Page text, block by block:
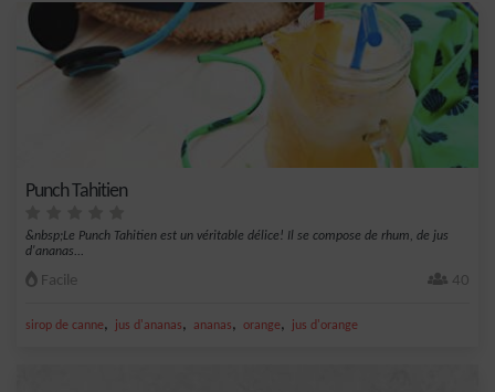
Punch Tahitien
&nbsp;Le Punch Tahitien est un véritable délice! Il se compose de rhum, de jus
d'ananas...
Facile 40
sirop de canne, jus d'ananas, ananas, orange, jus d'orange